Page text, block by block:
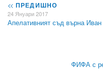
<< ПРЕДИШНО
24 Януари 2017
Апелативният съд върна
ФИФА с